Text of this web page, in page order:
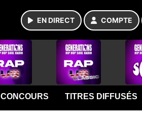
EN DIRECT COMPTE
CONCOURS TITRES DIFFUSÉS